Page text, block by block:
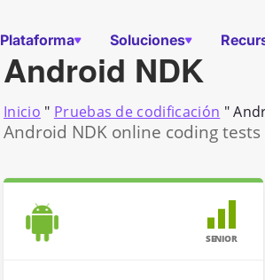
Plataforma Soluciones
Android NDK
Inicio " Pruebas de codificación "
Android NDK online coding
SENIOR